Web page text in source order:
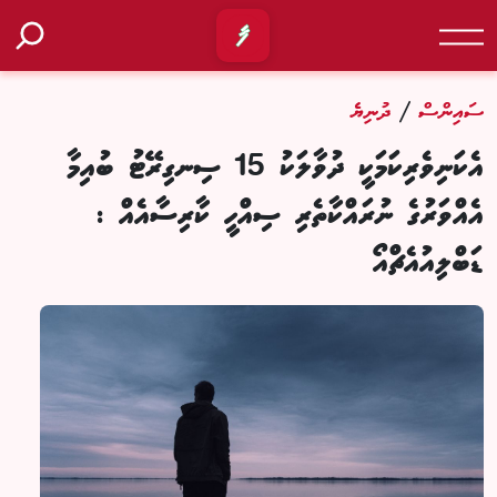
ސައިންސް / ދުނިޔެ
އެކަނިވެރިކަމަކީ ދުވާލަކު 15 ސިނގިރޭޓު ބުއިމާ
އެއްވަރުގެ ނުރައްކާތެރި ސިއްހީ ކާރިސާއެއް :
ޑަބްލިއުއެޗްއޯ